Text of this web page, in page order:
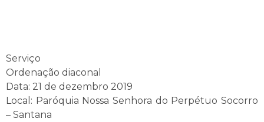
Serviço
Ordenação diaconal
Data: 21 de dezembro 2019
Local: Paróquia Nossa Senhora do Perpétuo Socorro
– Santana